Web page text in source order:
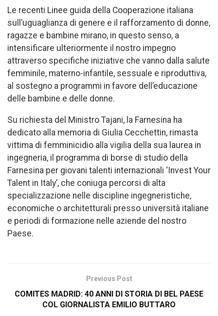
Le recenti Linee guida della Cooperazione italiana
sull’uguaglianza di genere e il rafforzamento di donne,
ragazze e bambine mirano, in questo senso, a
intensificare ulteriormente il nostro impegno
attraverso specifiche iniziative che vanno dalla salute
femminile, materno-infantile, sessuale e riproduttiva,
al sostegno a programmi in favore dell’educazione
delle bambine e delle donne.
Su richiesta del Ministro Tajani, la Farnesina ha
dedicato alla memoria di Giulia Cecchettin, rimasta
vittima di femminicidio alla vigilia della sua laurea in
ingegneria, il programma di borse di studio della
Farnesina per giovani talenti internazionali ‘Invest Your
Talent in Italy’, che coniuga percorsi di alta
specializzazione nelle discipline ingegneristiche,
economiche o architetturali presso università italiane
e periodi di formazione nelle aziende del nostro
Paese.
Previous Post
COMITES MADRID: 40 ANNI DI STORIA DI BEL PAESE
COL GIORNALISTA EMILIO BUTTARO